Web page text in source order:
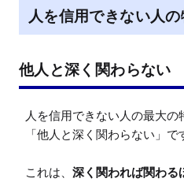
人を信用できない人
他人と深く関わらない
人を信用できない人の最大
「他人と深く関わらない」で
これは、 深く関われば関わる